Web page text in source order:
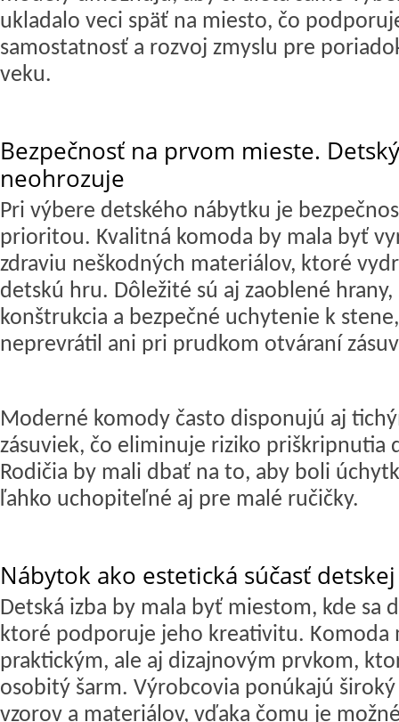
ukladalo veci späť na miesto, čo
samostatnosť a rozvoj zmyslu pre
veku.
Bezpečnosť na prvom mieste.
neohrozuje
Pri výbere detského nábytku je
prioritou. Kvalitná komoda by mala byť
zdraviu neškodných materiálov, ktoré
detskú hru. Dôležité sú aj zaoblené
konštrukcia a bezpečné uchytenie k
neprevrátil ani pri prudkom otváraní
Moderné komody často disponujú aj
zásuviek, čo eliminuje riziko priškripnutia
Rodičia by mali dbať na to, aby boli
ľahko uchopiteľné aj pre malé ručičky.
Nábytok ako estetická súčasť
Detská izba by mala byť miestom, kde sa
ktoré podporuje jeho kreativitu. Komoda
praktickým, ale aj dizajnovým prvkom,
osobitý šarm. Výrobcovia ponúkajú
vzorov a materiálov, vďaka čomu je